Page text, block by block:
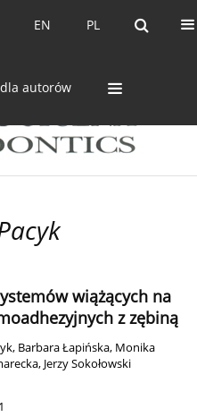
PL
EN PL
EN
autorów
wiążących na
z zębiną
, Barbara Łapińska, Monika
, Jerzy Sokołowski